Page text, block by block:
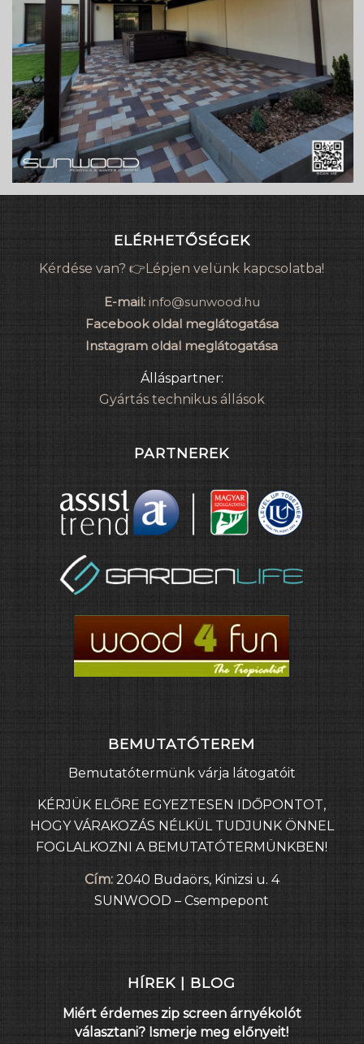
ELÉRHETŐSÉGEK
Kérdése van? 👉Lépjen velünk kapcsolatba!
E-mail: info@sunwood.hu
Facebook oldal meglátogatása
Instagram oldal meglátogatása
Álláspartner:
Gyártás technikus állások
PARTNEREK
BEMUTATÓTEREM
Bemutatótermünk várja látogatóit
KÉRJÜK ELŐRE EGYEZTESEN IDŐPONTOT,
HOGY VÁRAKOZÁS NÉLKÜL TUDJUNK ÖNNEL
FOGLALKOZNI A BEMUTATÓTERMÜNKBEN!
Cím:2040 Budaörs, Kinizsi u. 4
SUNWOOD – Csempepont
HÍREK | BLOG
Miért érdemes zip screen árnyékolót
választani? Ismerje meg előnyeit!